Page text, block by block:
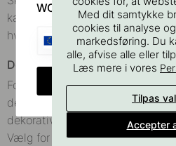
kan tilpasses efter behov og
hverdagssko og sæsonens
Detaljerne i entreen
For at skabe en gennemtænkt
detaljer en stor forskel. Knager
dekorative og sætter prikken
Vælg for eksempel en farverig
Med dit samtykke
cookies til analyse
markedsføring. Du
alle, afvise alle eller
Læs mere i vores
Tilpas
Accepter
WOULD YOU RATHER
EU